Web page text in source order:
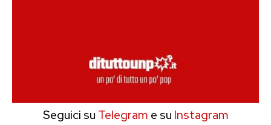
Seguici su Telegram e su Instagram